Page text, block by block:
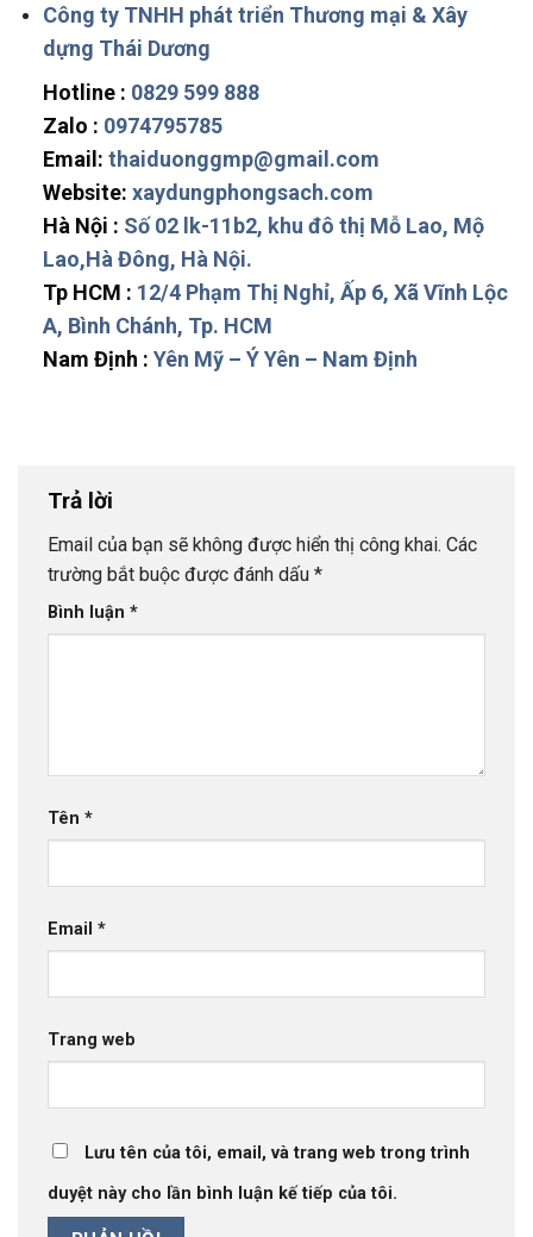
Công ty TNHH phát triển Thương mại & Xây
dựng Thái Dương
Hotline : 0829 599 888
Zalo : 0974795785
Email: thaiduonggmp@gmail.com
Website: xaydungphongsach.com
Hà Nội : Số 02 lk-11b2, khu đô thị Mỗ Lao, Mộ
Lao,Hà Đông, Hà Nội.
Tp HCM : 12/4 Phạm Thị Nghỉ, Ấp 6, Xã Vĩnh Lộc
A, Bình Chánh, Tp. HCM
Nam Định : Yên Mỹ – Ý Yên – Nam Định
Trả lời
Email của bạn sẽ không được hiển thị công khai. Các
trường bắt buộc được đánh dấu *
Bình luận *
Tên *
Email *
Trang web
Lưu tên của tôi, email, và trang web trong trình
duyệt này cho lần bình luận kế tiếp của tôi.